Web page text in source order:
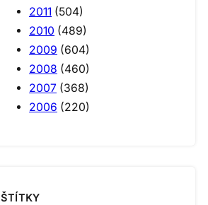
2011 (504)
2010 (489)
2009 (604)
2008 (460)
2007 (368)
2006 (220)
ŠTÍTKY